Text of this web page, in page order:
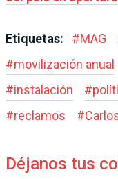
Etiquetas: #MAG
#movilización anual
#instalación #
#reclamos #
Déjanos tus